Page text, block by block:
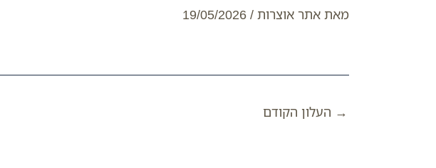
מאת אתר אוצרות /
19/05/2026
→ העלון הקודם